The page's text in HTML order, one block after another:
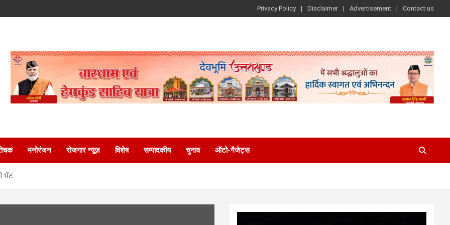
Privacy Policy Disclaimer Advertisement Contact us
मनोरंजन रोजगार न्यूज़ विशेष सम्पादकीय चुनाव ऑटो-गैजेट्स
भेंट